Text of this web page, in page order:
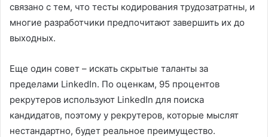
связано с тем, что тесты кодирования трудозатратны, и
многие разработчики предпочитают завершить их до
выходных.
Еще один совет – искать скрытые таланты за
пределами LinkedIn. По оценкам, 95 процентов
рекрутеров используют LinkedIn для поиска
кандидатов, поэтому у рекрутеров, которые мыслят
нестандартно, будет реальное преимущество.